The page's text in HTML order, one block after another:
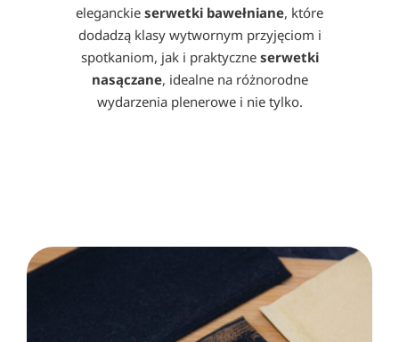
eleganckie serwetki bawełniane, które
dodadzą klasy wytwornym przyjęciom i
spotkaniom, jak i praktyczne serwetki
nasączane, idealne na różnorodne
wydarzenia plenerowe i nie tylko.